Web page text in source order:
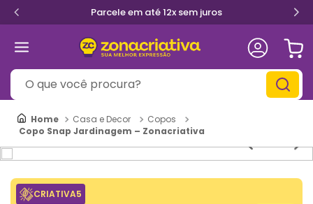
Parcele em até 12x sem juros
O que você procura?
Casa e Decor
Copos
Copo Snap Jardinagem – Zonacriativa
CRIATIVA5